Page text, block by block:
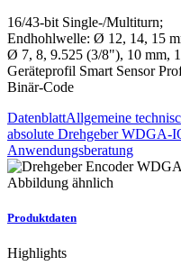
16/43-bit Single-/Multiturn;
Endhohlwelle: Ø 12, 14, 15
Ø 7, 8, 9.525 (3/8"), 10 mm,
Geräteprofil Smart Sensor
Binär-Code
DatenblattAllgemeine
absolute Drehgeber
Anwendungsberatung
Abbildung ähnlich
Produktdaten
Highlights